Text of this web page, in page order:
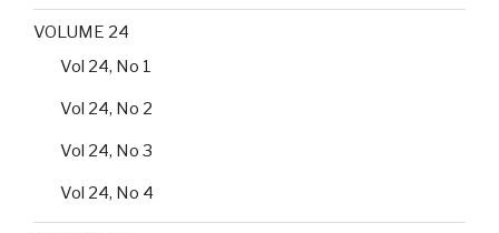
VOLUME 24
Vol 24, No 1
Vol 24, No 2
Vol 24, No 3
Vol 24, No 4